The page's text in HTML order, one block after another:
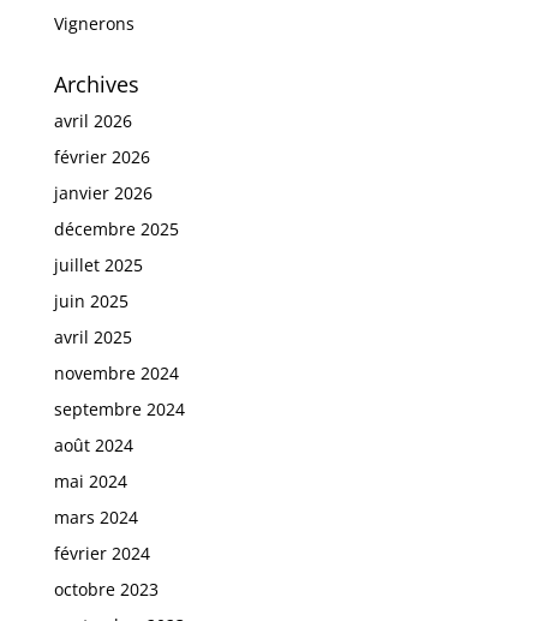
Vignerons
Archives
avril 2026
février 2026
janvier 2026
décembre 2025
juillet 2025
juin 2025
avril 2025
novembre 2024
septembre 2024
août 2024
mai 2024
mars 2024
février 2024
octobre 2023